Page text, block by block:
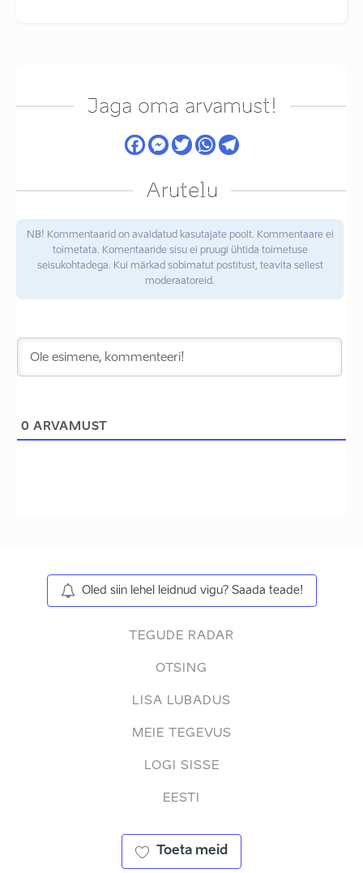
Jaga oma arvamust!
Arutelu
NB! Kommentaarid on avaldatud kasutajate poolt. Kommentaare ei
toimetata. Komentaaride sisu ei pruugi ühtida toimetuse
seisukohtadega. Kui märkad sobimatut postitust, teavita sellest
moderaatoreid.
0 ARVAMUST
Oled siin lehel leidnud vigu? Saada teade!
TEGUDE RADAR
OTSING
LISA LUBADUS
MEIE TEGEVUS
LOGI SISSE
EESTI
Toeta meid